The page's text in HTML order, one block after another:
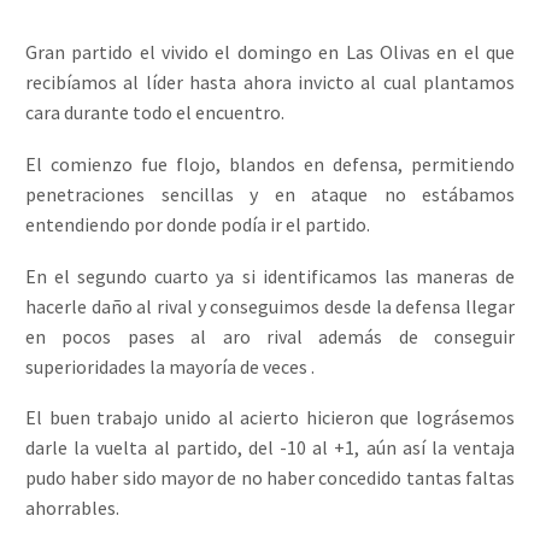
Gran partido el vivido el domingo en Las Olivas en el que
recibíamos al líder hasta ahora invicto al cual plantamos
cara durante todo el encuentro.
El comienzo fue flojo, blandos en defensa, permitiendo
penetraciones sencillas y en ataque no estábamos
entendiendo por donde podía ir el partido.
En el segundo cuarto ya si identificamos las maneras de
hacerle daño al rival y conseguimos desde la defensa llegar
en pocos pases al aro rival además de conseguir
superioridades la mayoría de veces .
El buen trabajo unido al acierto hicieron que lográsemos
darle la vuelta al partido, del -10 al +1, aún así la ventaja
pudo haber sido mayor de no haber concedido tantas faltas
ahorrables.